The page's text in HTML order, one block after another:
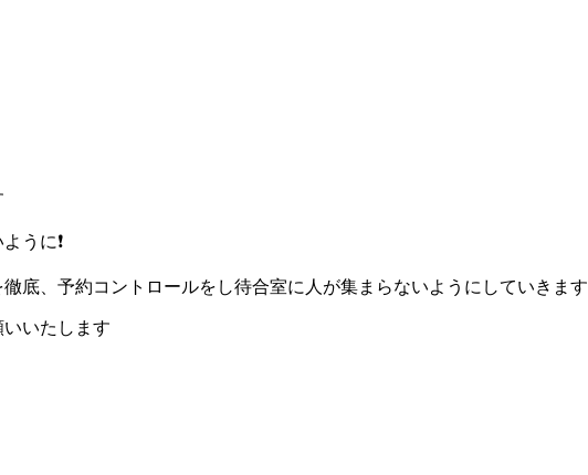
うに❗
底、予約コントロールをし待合室に人が集まらないようにしていきます
いたします